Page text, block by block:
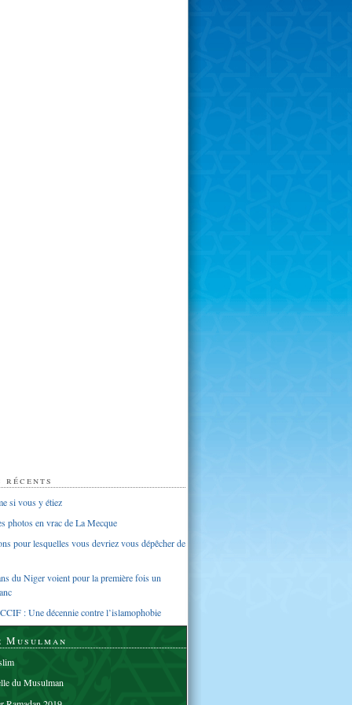
si vous y étiez
photos en vrac de La Mecque
pour lesquelles vous devriez vous dépêcher de
du Niger voient pour la première fois un
: Une décennie contre l’islamophobie
Musulman
du Musulman